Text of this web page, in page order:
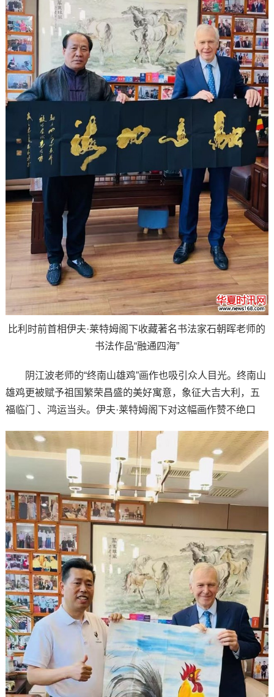
比利时前首相伊夫·莱特姆阁下收藏著名书法家石朝晖老师的
书法作品“融通四海”
阴江波老师的“终南山雄鸡”画作也吸引众人目光。终南山
雄鸡更被赋予祖国繁荣昌盛的美好寓意，象征大吉大利，五
福临门 、鸿运当头。伊夫·莱特姆阁下对这幅画作赞不绝口